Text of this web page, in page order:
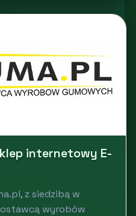
internetowy E-
z siedzibą w
wyrobów